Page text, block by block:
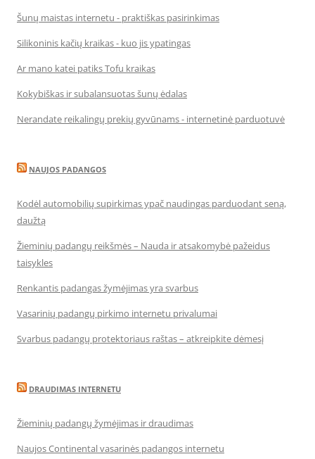
Šunų maistas internetu - praktiškas pasirinkimas
Silikoninis kačių kraikas - kuo jis ypatingas
Ar mano katei patiks Tofu kraikas
Kokybiškas ir subalansuotas šunų ėdalas
Nerandate reikalingų prekių gyvūnams - internetinė parduotuvė
NAUJOS PADANGOS
Kodėl automobilių supirkimas ypač naudingas parduodant seną,
daužtą
Žieminių padangų reikšmės – Nauda ir atsakomybė pažeidus
taisykles
Renkantis padangas žymėjimas yra svarbus
Vasarinių padangų pirkimo internetu privalumai
Svarbus padangų protektoriaus raštas – atkreipkite dėmesį
DRAUDIMAS INTERNETU
Žieminių padangų žymėjimas ir draudimas
Naujos Continental vasarinės padangos internetu